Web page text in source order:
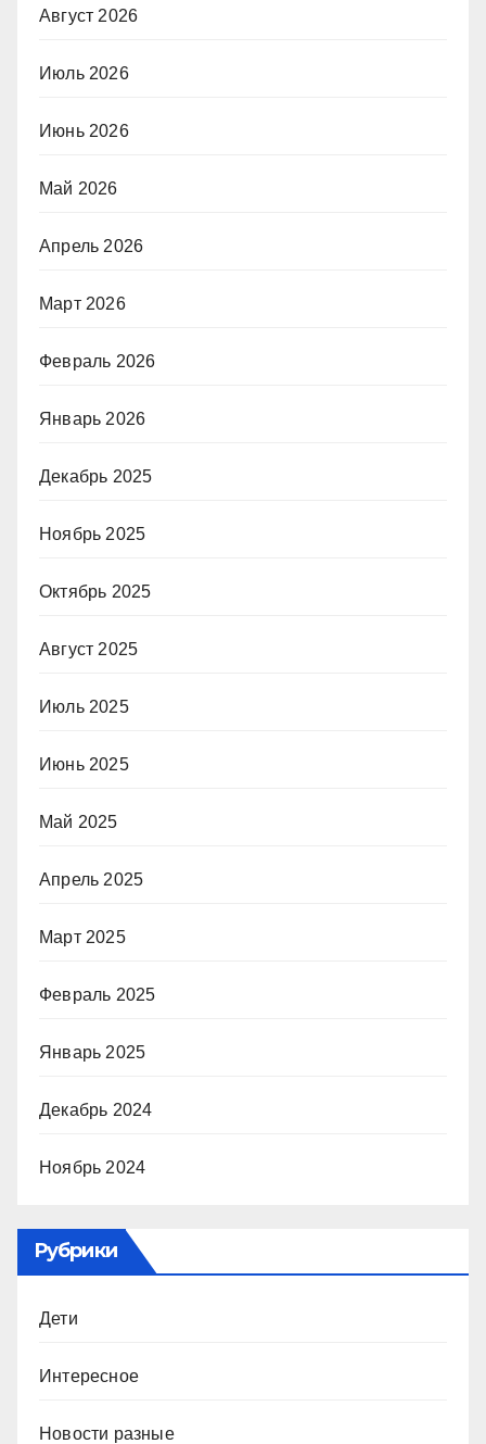
Август 2026
Июль 2026
Июнь 2026
Май 2026
Апрель 2026
Март 2026
Февраль 2026
Январь 2026
Декабрь 2025
Ноябрь 2025
Октябрь 2025
Август 2025
Июль 2025
Июнь 2025
Май 2025
Апрель 2025
Март 2025
Февраль 2025
Январь 2025
Декабрь 2024
Ноябрь 2024
Рубрики
Дети
Интересное
Новости разные